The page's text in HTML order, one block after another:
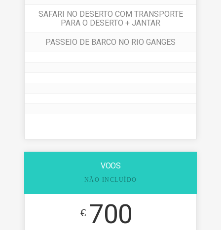
SAFARI NO DESERTO COM TRANSPORTE
PARA O DESERTO + JANTAR
PASSEIO DE BARCO NO RIO GANGES
VOOS
NÃO INCLUÍDO
€700